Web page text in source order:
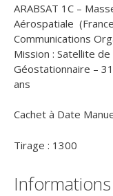
ARABSAT 1C –
Aérospatiale
Communications
Mission : Satellite
Géostationnaire –
ans
Cachet à Date
Tirage : 1300